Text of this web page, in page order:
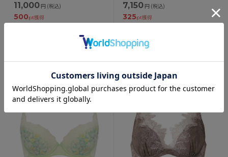
11,000 円 (税込)
500pt獲得
7,150 円 (税込)
325pt獲得